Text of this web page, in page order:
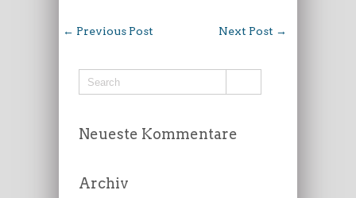
← Previous Post Next Post →
Neueste Kommentare
Archiv